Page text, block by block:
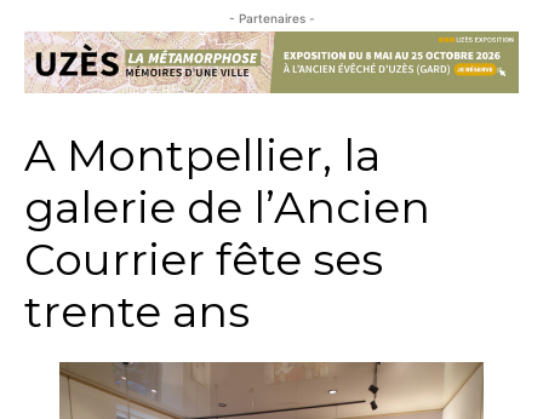
- Partenaires -
A Montpellier, la
galerie de l’Ancien
Courrier fête ses
trente ans